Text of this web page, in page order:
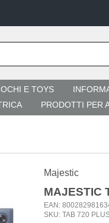
E TOYS
PRODOTTI PER
Majestic
MAJESTIC
EAN:
SKU: TAB 720